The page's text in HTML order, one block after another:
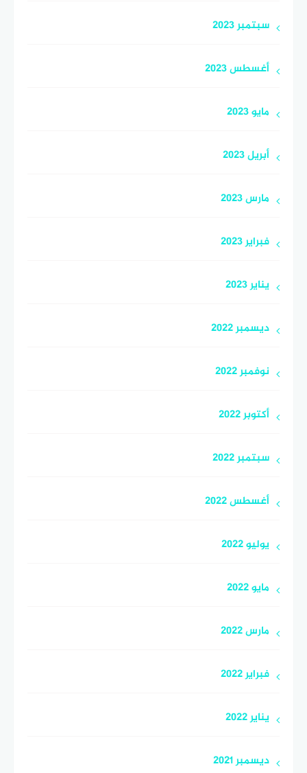
سبتمبر 2023
أغسطس 2023
مايو 2023
أبريل 2023
مارس 2023
فبراير 2023
يناير 2023
ديسمبر 2022
نوفمبر 2022
أكتوبر 2022
سبتمبر 2022
أغسطس 2022
يوليو 2022
مايو 2022
مارس 2022
فبراير 2022
يناير 2022
ديسمبر 2021